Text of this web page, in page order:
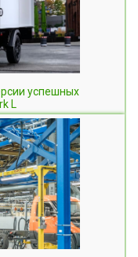
успешных
L